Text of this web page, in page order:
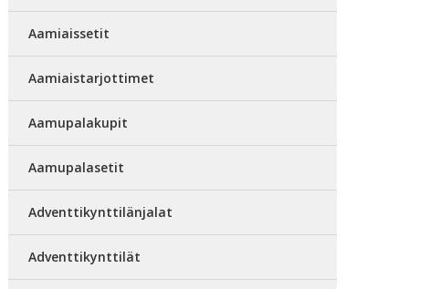
Aamiaissetit
Aamiaistarjottimet
Aamupalakupit
Aamupalasetit
Adventtikynttilänjalat
Adventtikynttilät